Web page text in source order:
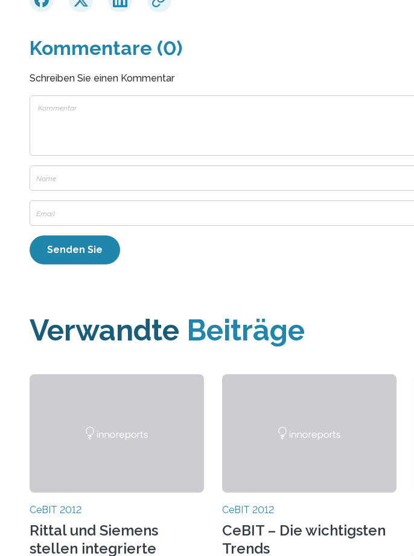
Kommentare (0)
Schreiben Sie einen Kommentar
Verwandte Beiträge
CeBIT 2012
Rittal und Siemens
stellen integrierte
CeBIT 2012
CeBIT – Die wichtigsten
Trends